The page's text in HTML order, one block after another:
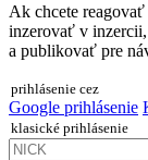
Ak chcete
inzerovať v
a publikovať pre
prihlásenie cez
Google prihlásenie
klasické prihlásenie